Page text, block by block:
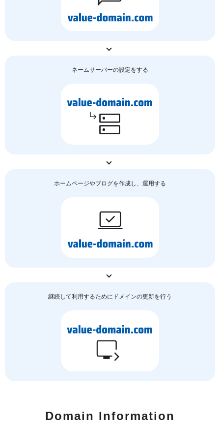
ネームサーバーの設定をする
ホームページやブログを作成し、運用する
継続して利用するためにドメインの更新を行う
Domain Information